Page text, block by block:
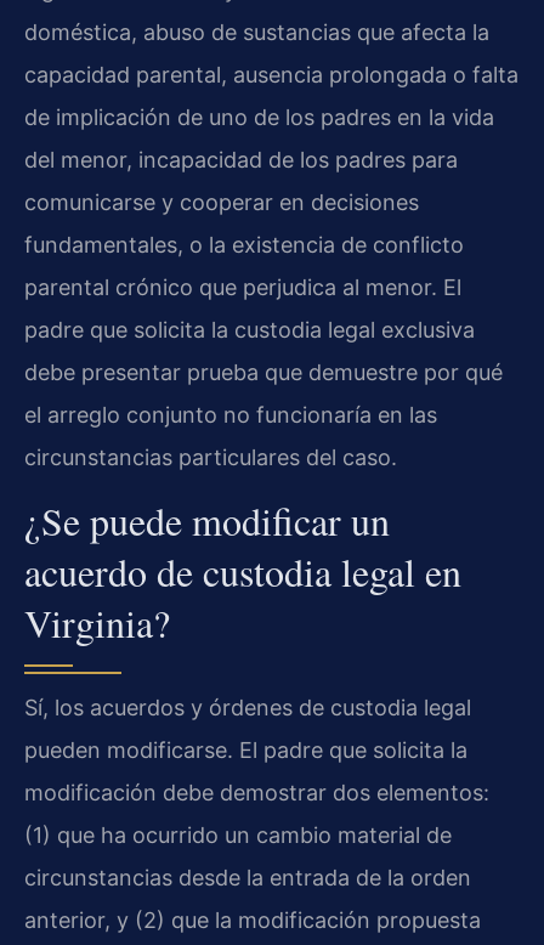
doméstica, abuso de sustancias que afecta la
capacidad parental, ausencia prolongada o falta
de implicación de uno de los padres en la vida
del menor, incapacidad de los padres para
comunicarse y cooperar en decisiones
fundamentales, o la existencia de conflicto
parental crónico que perjudica al menor. El
padre que solicita la custodia legal exclusiva
debe presentar prueba que demuestre por qué
el arreglo conjunto no funcionaría en las
circunstancias particulares del caso.
¿Se puede modificar un
acuerdo de custodia legal en
Virginia?
Sí, los acuerdos y órdenes de custodia legal
pueden modificarse. El padre que solicita la
modificación debe demostrar dos elementos:
(1) que ha ocurrido un cambio material de
circunstancias desde la entrada de la orden
anterior, y (2) que la modificación propuesta